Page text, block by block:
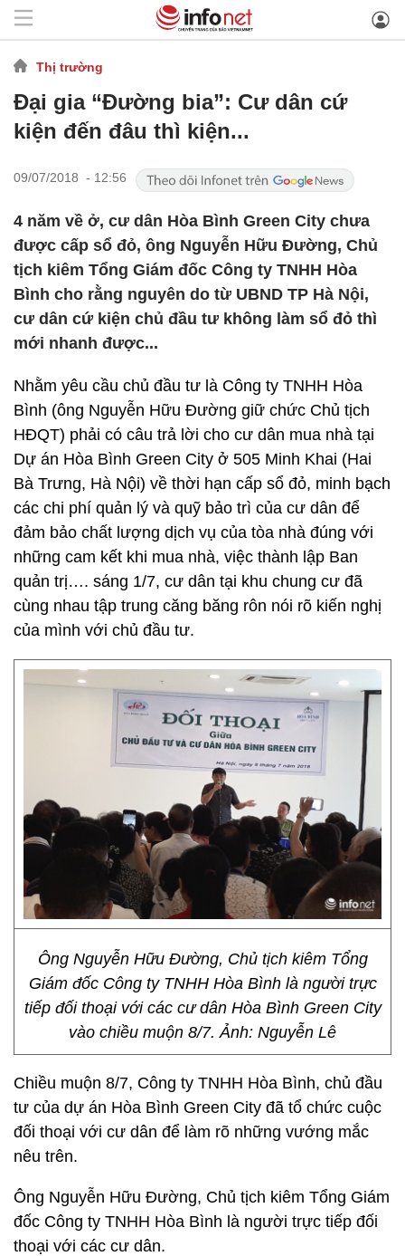
Thị trường
Đại gia “Đường bia”: Cư dân cứ
kiện đến đâu thì kiện...
09/07/2018 - 12:56
4 năm về ở, cư dân Hòa Bình Green City chưa
được cấp sổ đỏ, ông Nguyễn Hữu Đường, Chủ
tịch kiêm Tổng Giám đốc Công ty TNHH Hòa
Bình cho rằng nguyên do từ UBND TP Hà Nội,
cư dân cứ kiện chủ đầu tư không làm sổ đỏ thì
mới nhanh được...
Nhằm yêu cầu chủ đầu tư là Công ty TNHH Hòa
Bình (ông Nguyễn Hữu Đường giữ chức Chủ tịch
HĐQT) phải có câu trả lời cho cư dân mua nhà tại
Dự án Hòa Bình Green City ở 505 Minh Khai (Hai
Bà Trưng, Hà Nội) về thời hạn cấp sổ đỏ, minh bạch
các chi phí quản lý và quỹ bảo trì của cư dân để
đảm bảo chất lượng dịch vụ của tòa nhà đúng với
những cam kết khi mua nhà, việc thành lập Ban
quản trị…. sáng 1/7, cư dân tại khu chung cư đã
cùng nhau tập trung căng băng rôn nói rõ kiến nghị
của mình với chủ đầu tư.
Ông Nguyễn Hữu Đường, Chủ tịch kiêm Tổng
Giám đốc Công ty TNHH Hòa Bình là người trực
tiếp đối thoại với các cư dân Hòa Bình Green City
vào chiều muộn 8/7. Ảnh: Nguyễn Lê
Chiều muộn 8/7, Công ty TNHH Hòa Bình, chủ đầu
tư của dự án Hòa Bình Green City đã tổ chức cuộc
đối thoại với cư dân để làm rõ những vướng mắc
nêu trên.
Ông Nguyễn Hữu Đường, Chủ tịch kiêm Tổng Giám
đốc Công ty TNHH Hòa Bình là người trực tiếp đối
thoại với các cư dân.